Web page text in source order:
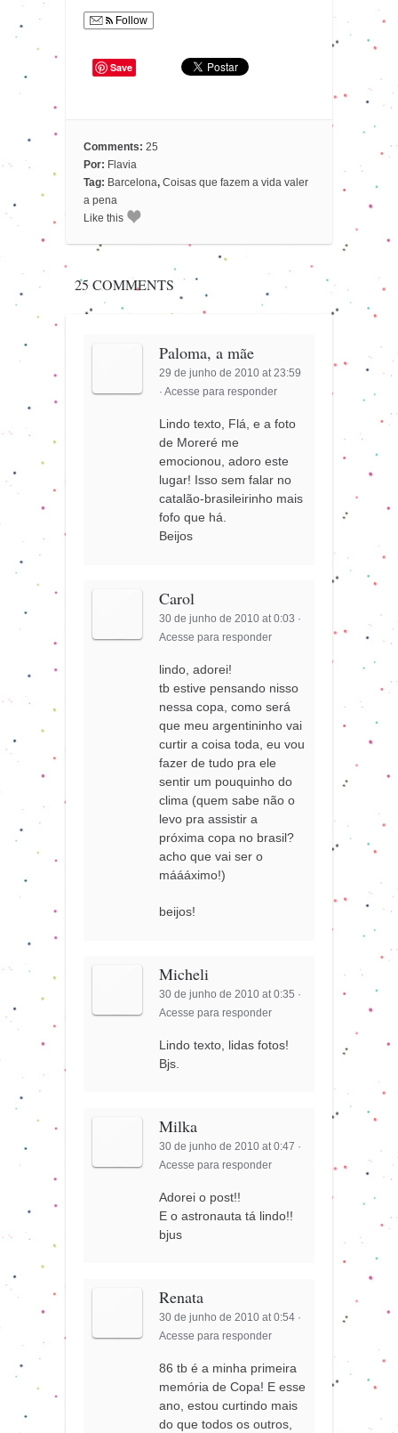
Follow
Save
Comments: 25
Por: Flavia
Tag: Barcelona, Coisas que fazem a vida valer
a pena
Like this
25 COMMENTS
Paloma, a mãe
29 de junho de 2010 at 23:59
·Acesse para responder
Lindo texto, Flá, e a foto
de Moreré me
emocionou, adoro este
lugar! Isso sem falar no
catalão-brasileirinho mais
fofo que há.
Beijos
Carol
30 de junho de 2010 at 0:03 ·
Acesse para responder
lindo, adorei!
tb estive pensando nisso
nessa copa, como será
que meu argentininho vai
curtir a coisa toda, eu vou
fazer de tudo pra ele
sentir um pouquinho do
clima (quem sabe não o
levo pra assistir a
próxima copa no brasil?
acho que vai ser o
máááximo!)
beijos!
Micheli
30 de junho de 2010 at 0:35 ·
Acesse para responder
Lindo texto, lidas fotos!
Bjs.
Milka
30 de junho de 2010 at 0:47 ·
Acesse para responder
Adorei o post!!
E o astronauta tá lindo!!
bjus
Renata
30 de junho de 2010 at 0:54 ·
Acesse para responder
86 tb é a minha primeira
memória de Copa! E esse
ano, estou curtindo mais
do que todos os outros,